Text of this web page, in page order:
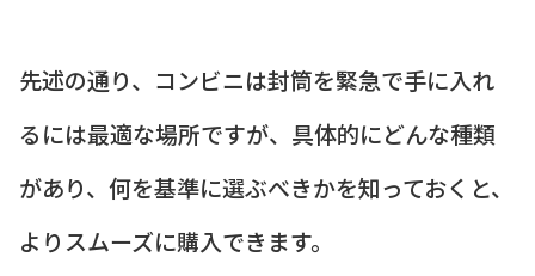
先述の通り、コンビニは封筒を緊急で手に入れ
るには最適な場所ですが、具体的にどんな種類
があり、何を基準に選ぶべきかを知っておくと、
よりスムーズに購入できます。